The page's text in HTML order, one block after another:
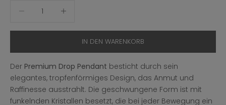
IN DEN WARENKORB
Der Premium Drop Pendant besticht durch sein
elegantes, tropfenförmiges Design, das Anmut und
Raffinesse ausstrahlt. Die geschwungene Form ist mit
funkelnden Kristallen besetzt, die bei jeder Bewegung ein